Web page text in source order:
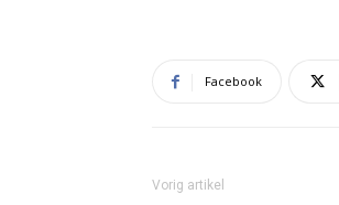
Facebook
Vorig artikel